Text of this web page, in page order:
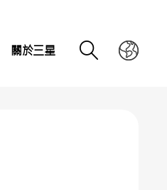
關於三星